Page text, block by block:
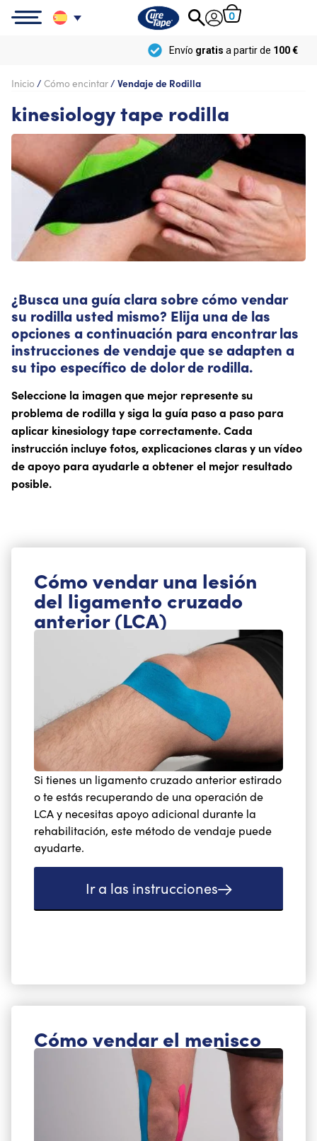
0
gratisa partir de100 €
Inicio / Cómo encintar/ Vendaje de Rodilla
kinesiology tape rodilla
¿Busca una guía clara sobre cómo vendar
su rodilla usted mismo? Elija una de las
opciones a continuación para encontrar las
instrucciones de vendaje que se adapten a
su tipo específico de dolor de rodilla.
Seleccione la imagen que mejor represente su
problema de rodilla y siga la guía paso a paso para
aplicar kinesiology tape correctamente. Cada
instrucción incluye fotos, explicaciones claras y un vídeo
de apoyo para ayudarle a obtener el mejor resultado
posible.
Cómo vendar una lesión
del ligamento cruzado
anterior (LCA)
Si tienes un ligamento cruzado anterior estirado
o te estás recuperando de una operación de
LCA y necesitas apoyo adicional durante la
rehabilitación, este método de vendaje puede
ayudarte.
Ir a las instrucciones
Cómo vendar el menisco